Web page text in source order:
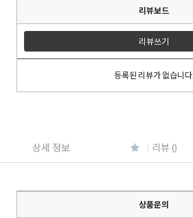
이코 라이프 하
리뷰보드
리뷰쓰기
등록된 리뷰가 없습니다.
상세 정보 리뷰 ()
상품문의